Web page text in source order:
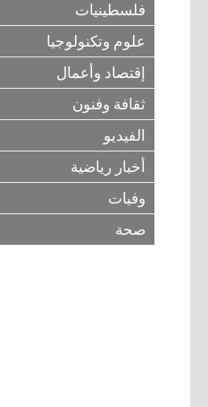
فلسطينيات
علوم وتكنولوجيا
إقتصاد وأعمال
ثقافة وفنون
الفيديو
أخبار رياضية
وفيات
صحة